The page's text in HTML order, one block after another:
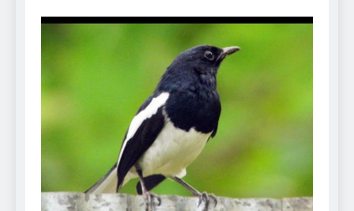
Can Bulldogs Run Long
Distances?
7 Năm Ago
Can Bulldogs Play Fetch?
And How to Train Them!
7 Năm Ago
How Often Do I Need to
Groom My Bulldog
7 Năm Ago